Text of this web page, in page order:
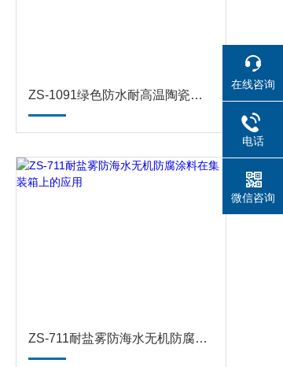
ZS-1091绿色防水耐高温陶瓷地坪绝缘漆
ZS-711耐盐雾防海水无机防腐涂料在集装箱上的应用
在线咨询
电话
微信咨询